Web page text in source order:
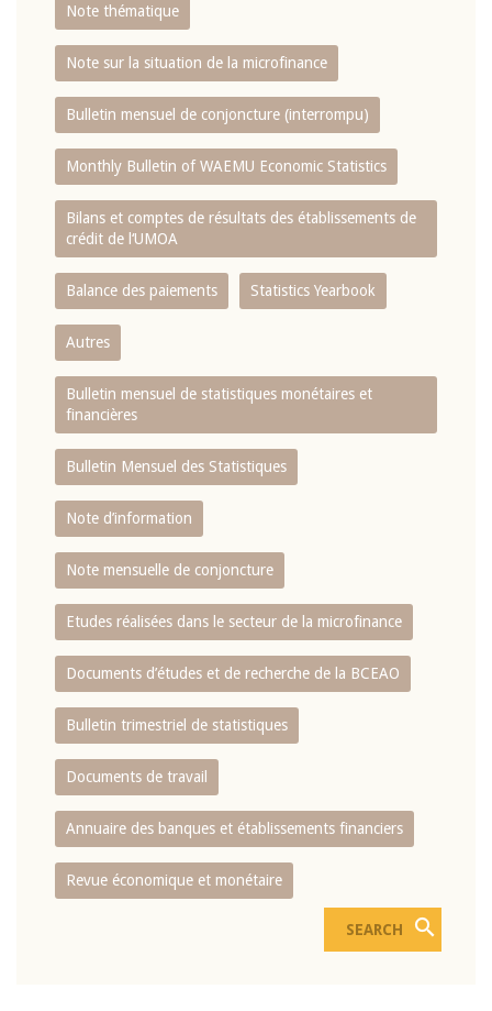
Note thématique
Note sur la situation de la microfinance
Bulletin mensuel de conjoncture (interrompu)
Monthly Bulletin of WAEMU Economic Statistics
Bilans et comptes de résultats des établissements de
crédit de l‘UMOA
Balance des paiements Statistics Yearbook
Autres
Bulletin mensuel de statistiques monétaires et
financières
Bulletin Mensuel des Statistiques
Note d’information
Note mensuelle de conjoncture
Etudes réalisées dans le secteur de la microfinance
Documents d’études et de recherche de la BCEAO
Bulletin trimestriel de statistiques
Documents de travail
Annuaire des banques et établissements financiers
Revue économique et monétaire